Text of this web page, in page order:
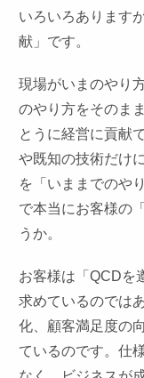
いろいろあります
献」です。
現場がいまのやり
のやり方をそのま
とうに経営に貢献
や既知の技術だけ
を「いままでのや
で本当にお客様の
うか。
お客様は「QCDを
求めているのでは
化、顧客満足度の
ているのです。仕